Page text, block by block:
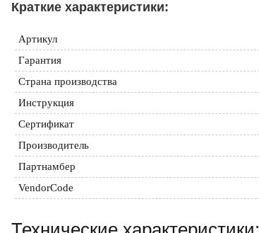
Краткие характеристики:
Артикул
Гарантия
Страна производства
Инструкция
Сертификат
Производитель
Партнамбер
VendorCode